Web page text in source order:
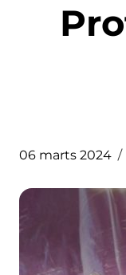
Professionel maler i Greve:
06 marts 2024